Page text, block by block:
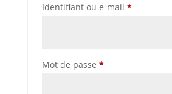
Identifiant ou e-mail *Obligatoire
Mot de passe *Obligatoire